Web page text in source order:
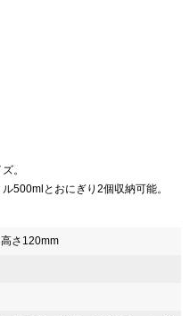
。
500mlとおにぎり2個収納可能。
さ120mm